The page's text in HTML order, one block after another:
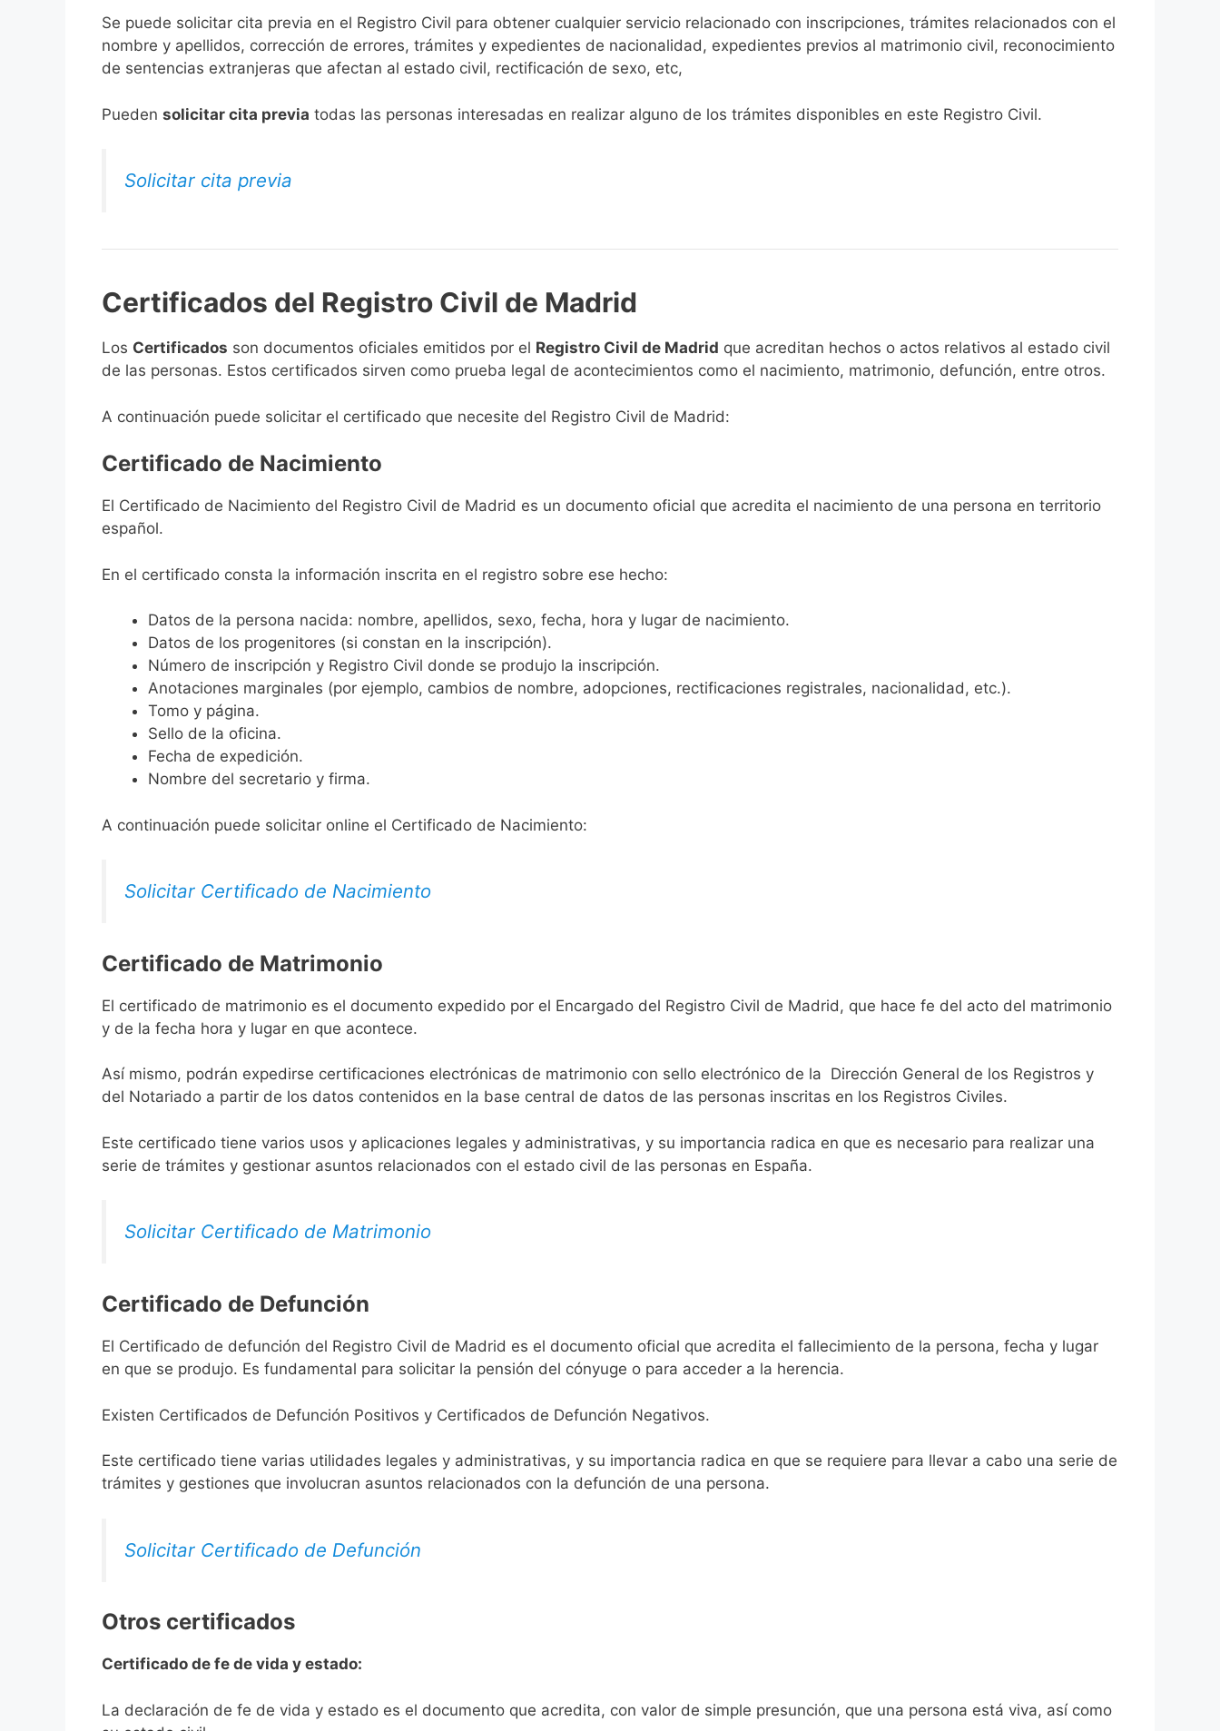
Se puede solicitar cita previa en el Registro Civil para obtener cualquier servicio relacionado con inscripciones, trámites relacionados con el
nombre y apellidos, corrección de errores, trámites y expedientes de nacionalidad, expedientes previos al matrimonio civil, reconocimiento
de sentencias extranjeras que afectan al estado civil, rectificación de sexo, etc,
​Pueden solicitar cita previa todas las personas interesadas en realizar alguno de los trámites disponibles en este Registro Civil.​
Solicitar cita previa
Certificados del Registro Civil de Madrid
Los Certificados son documentos oficiales emitidos por el Registro Civil de Madrid que acreditan hechos o actos relativos al estado civil
de las personas. Estos certificados sirven como prueba legal de acontecimientos como el nacimiento, matrimonio, defunción, entre otros.
A continuación puede solicitar el certificado que necesite del Registro Civil de Madrid:
Certificado de Nacimiento
El Certificado de Nacimiento del Registro Civil de Madrid es un documento oficial que acredita el nacimiento de una persona en territorio
español.
En el certificado consta la información inscrita en el registro sobre ese hecho:
Datos de la persona nacida: nombre, apellidos, sexo, fecha, hora y lugar de nacimiento.
Datos de los progenitores (si constan en la inscripción).
Número de inscripción y Registro Civil donde se produjo la inscripción.
Anotaciones marginales (por ejemplo, cambios de nombre, adopciones, rectificaciones registrales, nacionalidad, etc.).
Tomo y página.
Sello de la oficina.
Fecha de expedición.
Nombre del secretario y firma.
A continuación puede solicitar online el Certificado de Nacimiento:
Solicitar Certificado de Nacimiento
Certificado de Matrimonio
El certificado de matrimonio es el documento expedido por el Encargado del Registro Civil de Madrid, que hace fe del acto del matrimonio
y de la fecha hora y lugar en que acontece.
Así mismo, podrán expedirse certificaciones electrónicas de matrimonio con sello electrónico de la Dirección General de los Registros y
del Notariado a partir de los datos contenidos en la base central de datos de las personas inscritas en los Registros Civiles.
Este certificado tiene varios usos y aplicaciones legales y administrativas, y su importancia radica en que es necesario para realizar una
serie de trámites y gestionar asuntos relacionados con el estado civil de las personas en España.
Solicitar Certificado de Matrimonio
Certificado de Defunción
El Certificado de defunción del Registro Civil de Madrid es el documento oficial que acredita el fallecimiento de la persona, fecha y lugar
en que se produjo. Es fundamental para solicitar la pensión del cónyuge o para acceder a la herencia.
Existen Certificados de Defunción Positivos y Certificados de Defunción Negativos.
Este certificado tiene varias utilidades legales y administrativas, y su importancia radica en que se requiere para llevar a cabo una serie de
trámites y gestiones que involucran asuntos relacionados con la defunción de una persona.
Solicitar Certificado de Defunción
Otros certificados
Certificado de fe de vida y estado:
La declaración de fe de vida y estado es el documento que acredita, con valor de simple presunción, que una persona está viva, así como